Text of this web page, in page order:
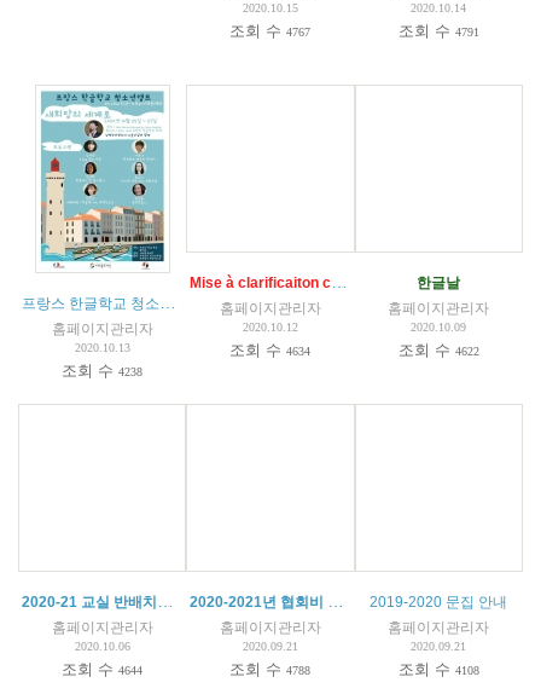
2020.10.15
조회 수4767
2020.10.14
조회 수 4791
(1)
홈페이지관리자
2020.10.13
조회 수4238
홈페이지관리자
2020.10.12
조회 수4634
한글날
홈페이지관리자
2020.10.09
조회 수 4622
홈페이지관리자
2020.10.06
조회 수4644
(2 )
홈페이지관리자
2020.09.21
조회 수4788
2019-2020 문집 안내
홈페이지관리자
2020.09.21
조회 수 4108